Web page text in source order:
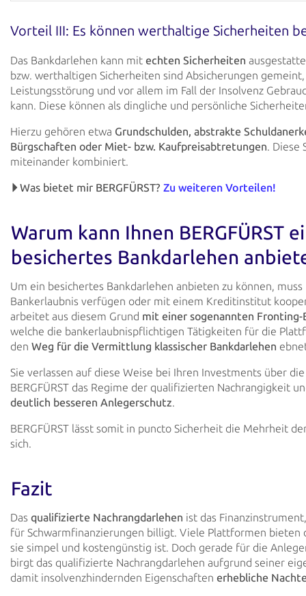
Vorteil III: Es können werthaltige Sicherheiten
Das Bankdarlehen kann mit echten Sicherheiten
bzw. werthaltigen Sicherheiten sind Absicherungen
Leistungsstörung und vor allem im Fall der Insolvenz
kann. Diese können als dingliche und persönliche
Hierzu gehören etwa Grundschulden, abstrakte
Bürgschaften oder Miet- bzw. Kaufpreisabtretungen. Diese
miteinander kombiniert.
Was bietet mir BERGFÜRST? Zu weiteren Vorteilen!
Warum kann Ihnen BERGFÜRST
besichertes Bankdarlehen
Um ein besichertes Bankdarlehen anbieten zu können,
Bankerlaubnis verfügen oder mit einem Kreditinstitut
arbeitet aus diesem Grund mit einer sogenannten Fronting-
welche die bankerlaubnispflichtigen Tätigkeiten für die
den Weg für die Vermittlung klassischer Bankdarlehen
Sie verlassen auf diese Weise bei Ihren Investments über
BERGFÜRST das Regime der qualifizierten Nachrangigkeit
deutlich besseren Anlegerschutz.
BERGFÜRST lässt somit in puncto Sicherheit die Mehrheit
sich.
Fazit
Das qualifizierte Nachrangdarlehen ist das
für Schwarmfinanzierungen billigt. Viele Plattformen bieten
sie simpel und kostengünstig ist. Doch gerade für die
birgt das qualifizierte Nachrangdarlehen aufgrund seiner
damit insolvenzhindernden Eigenschaften erhebliche